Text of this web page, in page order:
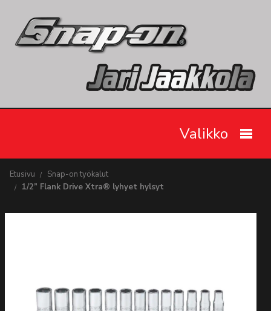
Valikko
Snap-on työkalut
Autodata
Etusivu
Snap-on työkalut
1/2” Flank Drive Xtra® lyhyet hylsyt